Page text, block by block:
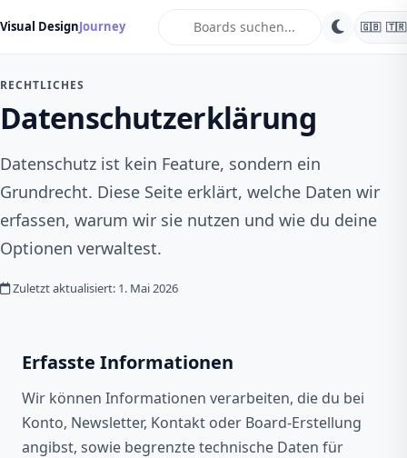
Visual DesignJourney 🇬🇧 🇹🇷
RECHTLICHES
Datenschutzerklärung
Datenschutz ist kein Feature, sondern ein
Grundrecht. Diese Seite erklärt, welche Daten wir
erfassen, warum wir sie nutzen und wie du deine
Optionen verwaltest.
Zuletzt aktualisiert: 1. Mai 2026
Erfasste Informationen
Wir können Informationen verarbeiten, die du bei
Konto, Newsletter, Kontakt oder Board-Erstellung
angibst, sowie begrenzte technische Daten für